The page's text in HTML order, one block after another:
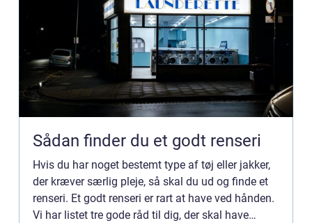
Sådan finder du et godt renseri
Hvis du har noget bestemt type af tøj eller jakker,
der kræver særlig pleje, så skal du ud og finde et
renseri. Et godt renseri er rart at have ved hånden.
Vi har listet tre gode råd til dig, der skal have